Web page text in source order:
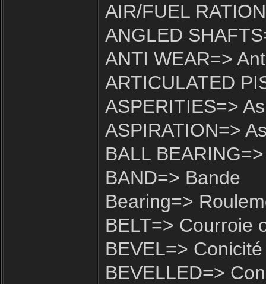
AIR/FUEL
ANGLED
ANTI WEAR=>
ARTICULATED
ASPERITIES=>
ASPIRATION=>
BALL
BAND=> Bande
Bearing=>
BELT=> Courroie
BEVEL=> Conicité
BEVELLED=>